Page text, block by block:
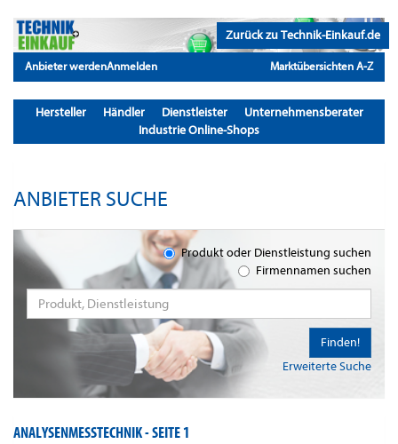
Zurück zu Technik-Einkauf.de
Anbieter werdenAnmelden Marktübersichten A-Z
Hersteller Händler Dienstleister
Unternehmensberater
Industrie Online-Shops
ANBIETER SUCHE
Produkt oder Dienstleistung suchen
Firmennamen suchen
Erweiterte Suche
Finden!
ANALYSENMESSTECHNIK -SEITE 1